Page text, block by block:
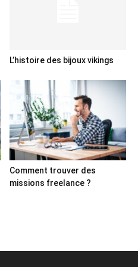
L’histoire des bijoux vikings
Comment trouver des
missions freelance ?